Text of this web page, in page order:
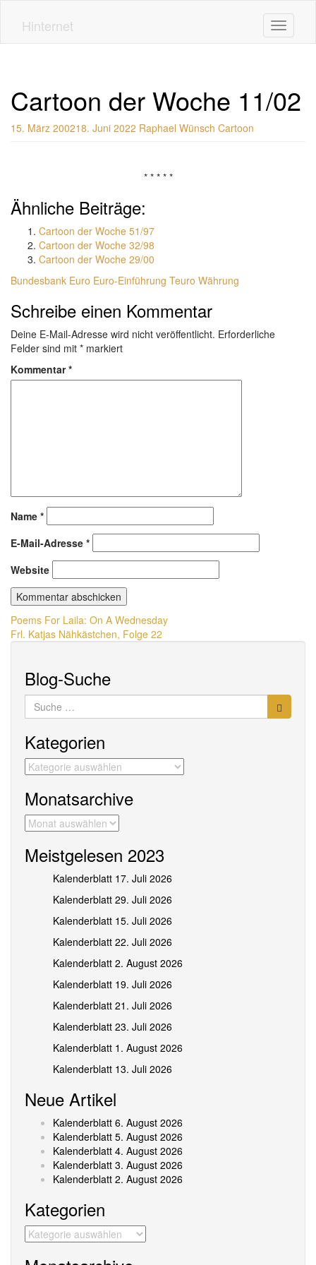
Hinternet Toggle
Cartoon der Woche 11/02
15. März 200218. Juni 2022 Raphael Wünsch Cartoon
* * * * *
Ähnliche Beiträge:
Cartoon der Woche 51/97
Cartoon der Woche 32/98
Cartoon der Woche 29/00
Bundesbank Euro Euro-Einführung Teuro Währung
Schreibe einen Kommentar
Deine E-Mail-Adresse wird nicht veröffentlicht. Erforderliche
Felder sind mit * markiert
Kommentar*
Name *
E-Mail-Adresse *
Website
Beitragsnavigation
Poems For Laila: On A Wednesday
Frl. Katjas Nähkästchen, Folge 22
Blog-Suche
Suche
nach:
Kategorien
Kategorien
Monatsarchive
Monatsarchive
Meistgelesen 2023
Kalenderblatt 17. Juli 2026
Kalenderblatt 29. Juli 2026
Kalenderblatt 15. Juli 2026
Kalenderblatt 22. Juli 2026
Kalenderblatt 2. August 2026
Kalenderblatt 19. Juli 2026
Kalenderblatt 21. Juli 2026
Kalenderblatt 23. Juli 2026
Kalenderblatt 1. August 2026
Kalenderblatt 13. Juli 2026
Neue Artikel
Kalenderblatt 6. August 2026
Kalenderblatt 5. August 2026
Kalenderblatt 4. August 2026
Kalenderblatt 3. August 2026
Kalenderblatt 2. August 2026
Kategorien
Kategorien